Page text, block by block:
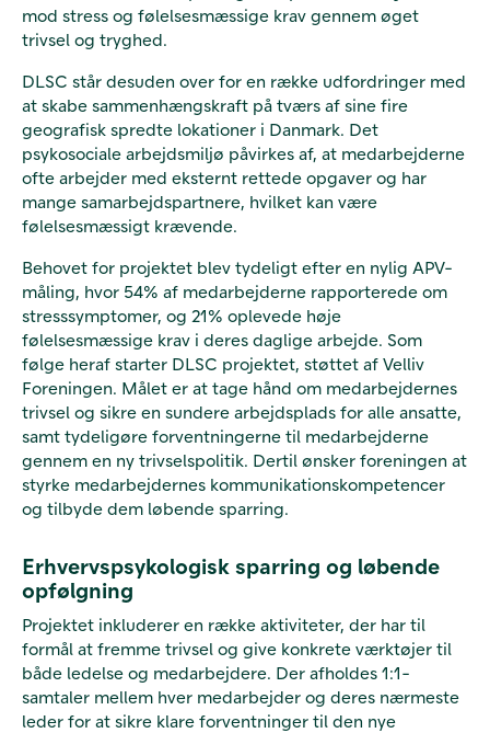
mod stress og følelsesmæssige krav gennem øget
trivsel og tryghed.
DLSC står desuden over for en række udfordringer med
at skabe sammenhængskraft på tværs af sine fire
geografisk spredte lokationer i Danmark. Det
psykosociale arbejdsmiljø påvirkes af, at medarbejderne
ofte arbejder med eksternt rettede opgaver og har
mange samarbejdspartnere, hvilket kan være
følelsesmæssigt krævende.
Behovet for projektet blev tydeligt efter en nylig APV-
måling, hvor 54% af medarbejderne rapporterede om
stresssymptomer, og 21% oplevede høje
følelsesmæssige krav i deres daglige arbejde. Som
følge heraf starter DLSC projektet, støttet af Velliv
Foreningen. Målet er at tage hånd om medarbejdernes
trivsel og sikre en sundere arbejdsplads for alle ansatte,
samt tydeligøre forventningerne til medarbejderne
gennem en ny trivselspolitik. Dertil ønsker foreningen at
styrke medarbejdernes kommunikationskompetencer
og tilbyde dem løbende sparring.
Erhvervspsykologisk sparring og løbende
opfølgning
Projektet inkluderer en række aktiviteter, der har til
formål at fremme trivsel og give konkrete værktøjer til
både ledelse og medarbejdere. Der afholdes 1:1-
samtaler mellem hver medarbejder og deres nærmeste
leder for at sikre klare forventninger til den nye